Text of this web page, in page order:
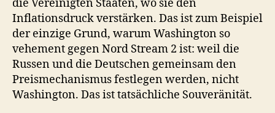
die Vereinigten Staaten, wo sie den
Inflationsdruck verstärken. Das ist zum Beispiel
der einzige Grund, warum Washington so
vehement gegen Nord Stream 2 ist: weil die
Russen und die Deutschen gemeinsam den
Preismechanismus festlegen werden, nicht
Washington. Das ist tatsächliche Souveränität.